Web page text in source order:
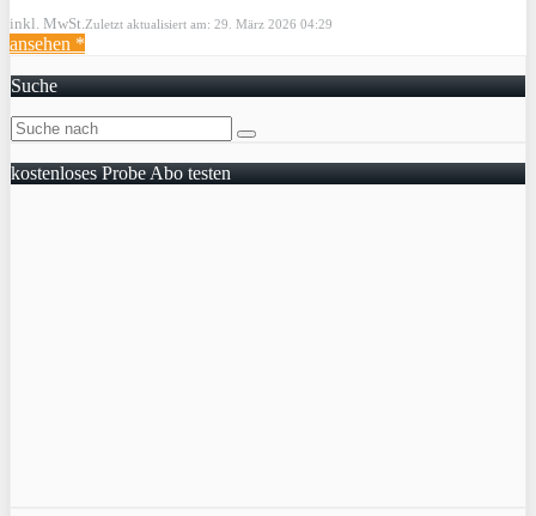
inkl. MwSt. Zuletzt aktualisiert am: 29. März 2026 04:29
ansehen *
Suche
kostenloses Probe Abo testen